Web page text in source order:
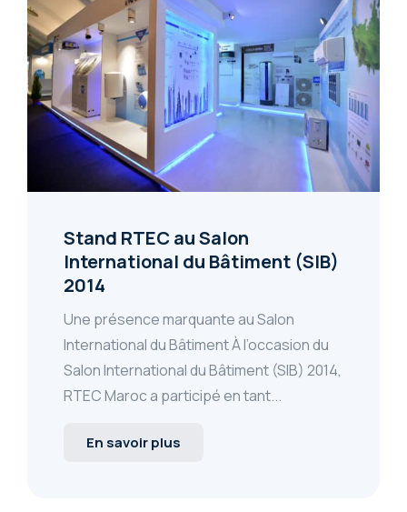
Stand RTEC au Salon
International du Bâtiment (SIB)
2014
Une présence marquante au Salon
International du Bâtiment À l’occasion du
Salon International du Bâtiment (SIB) 2014,
RTEC Maroc a participé en tant...
En savoir plus